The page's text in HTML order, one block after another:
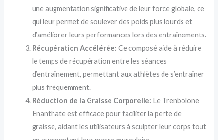
une augmentation significative de leur force globale, ce
qui leur permet de soulever des poids plus lourds et
d’améliorer leurs performances lors des entraînements.
Récupération Accélérée: Ce composé aide à réduire
le temps de récupération entre les séances
d’entraînement, permettant aux athlètes de s’entraîner
plus fréquemment.
Réduction de la Graisse Corporelle: Le Trenbolone
Enanthate est efficace pour faciliter la perte de
graisse, aidant les utilisateurs à sculpter leur corps tout